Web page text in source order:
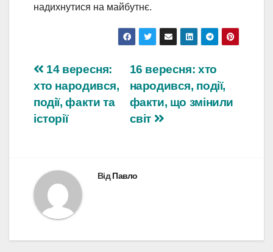
надихнутися на майбутнє.
Навігація
записів
16 вересня: хто
народився, події,
факти, що змінили
світ
14 вересня:
хто народився,
події, факти та
історії
ВідПавло